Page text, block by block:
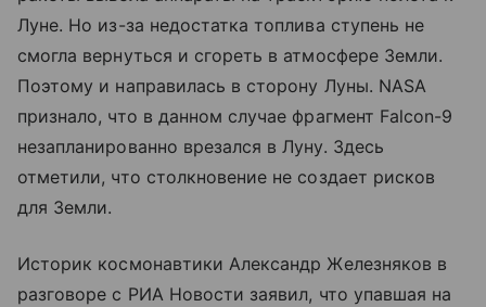
Луне. Но из-за недостатка топлива ступень не
смогла вернуться и сгореть в атмосфере Земли.
Поэтому и направилась в сторону Луны. NASA
признало, что в данном случае фрагмент Falcon-9
незапланированно врезался в Луну. Здесь
отметили, что столкновение не создает рисков
для Земли.
Историк космонавтики Александр Железняков в
разговоре с РИА Новости заявил, что упавшая на